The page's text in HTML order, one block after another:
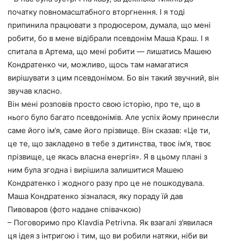
початку повномасштабного вторгнення. І я тоді
припинила працювати з продюсером, думала, що мені
робити, бо в мене відібрали псевдонім Маша Краш. І я
спитала в Артема, що мені робити — лишатись Машею
Кондратенко чи, можливо, щось там намагатися
вирішувати з цим псевдонімом. Бо він такий звучний, він
звучав класно.
Він мені розповів просто свою історію, про те, що в
нього було багато псевдонімів. Але успіх йому принесли
саме його ім’я, саме його прізвище. Він сказав: «Це ти,
це те, що закладено в тебе з дитинства, твоє ім’я, твоє
прізвище, це якась власна енергія». Я в цьому плані з
ним була згодна і вирішила залишитися Машею
Кондратенко і жодного разу про це не пошкодувала.
Маша Кондратенко зізналася, яку пораду їй дав
Пивоваров (фото надане співачкою)
– Поговоримо про Klavdia Petrivna. Як взагалі з’явилася
ця ідея з інтригою і тим, що ви робили натяки, ніби ви